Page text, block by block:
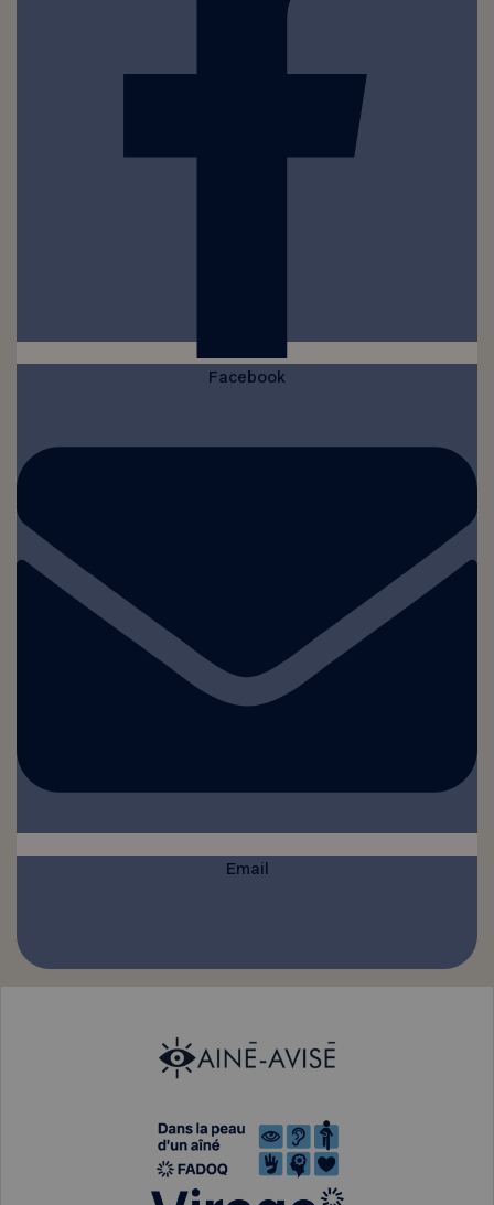
Facebook
Email